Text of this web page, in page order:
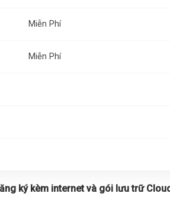
Miễn Phí
Miễn Phí
ký kèm internet và gói lưu trữ